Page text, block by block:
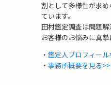
割として多様性が求
ています。
田村鑑定調査は問題解
お客様のお悩みに真摯
・ 鑑定人プロフィー
・ 事務所概要を見る>>